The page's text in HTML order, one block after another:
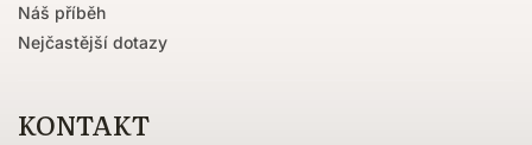
Náš příběh
Nejčastější dotazy
KONTAKT